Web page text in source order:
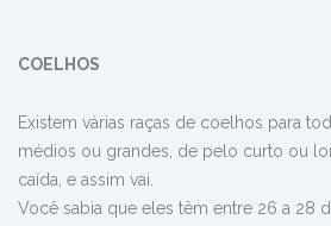
COELHOS
Existem várias raças de coelhos para
médios ou grandes, de pelo curto ou
caída, e assim vai.
Você sabia que eles têm entre 26 a 28